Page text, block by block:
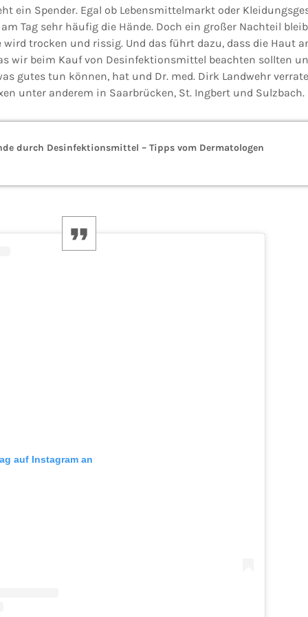
ein Spender. Egal ob Lebensmittelmarkt oder
Tag sehr häufig die Hände. Doch ein großer Nachteil
wird trocken und rissig. Und das führt dazu, dass die Haut
wir beim Kauf von Desinfektionsmittel beachten sollten
gutes tun können, hat und Dr. med. Dirk Landwehr
unter anderem in Saarbrücken, St. Ingbert und Sulzbach.
durch Desinfektionsmittel – Tipps vom Dermatologen
auf Instagram an